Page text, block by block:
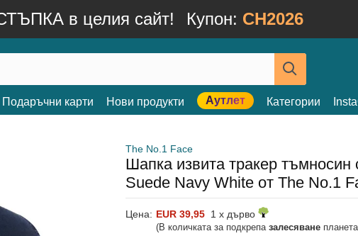
в целия сайт! Купон: CH2026
Подаръчни карти Нови продукти Аутлет Категории
The No.1 Face
Шапка извита тракер тъмносин
Suede Navy White от The No.1
Цена: EUR 39,95 1 x дърво
(В количката за подкрепа залесяване